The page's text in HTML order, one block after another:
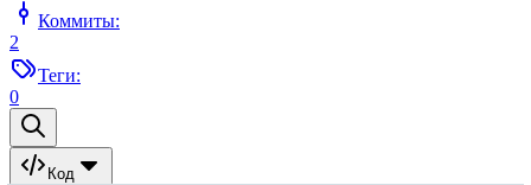
Коммиты:
2
Теги:
0
Код